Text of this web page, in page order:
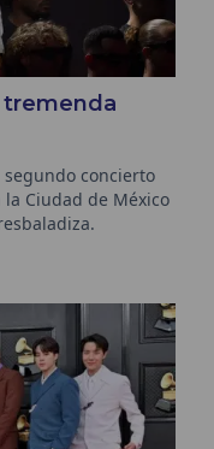
tremenda
concierto
Ciudad de México